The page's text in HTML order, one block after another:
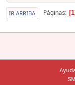
IR ARRIBA Páginas 1